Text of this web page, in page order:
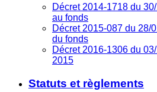
Décret 2014-1718 du
au fonds
Décret 2015-087 du 28/
du fonds
Décret 2016-1306 du
2015
Statuts et règlements